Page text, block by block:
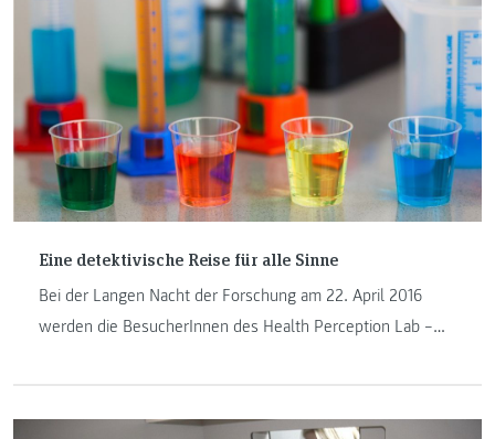
helfen.
Eine detektivische Reise für alle Sinne
Bei der Langen Nacht der Forschung am 22. April 2016
werden die BesucherInnen des Health Perception Lab –
Entführungsfall aufgeklärt werden.